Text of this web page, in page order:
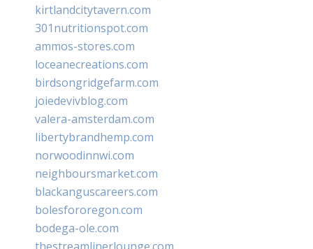
kirtlandcitytavern.com
301nutritionspot.com
ammos-stores.com
loceanecreations.com
birdsongridgefarm.com
joiedevivblog.com
valera-amsterdam.com
libertybrandhemp.com
norwoodinnwi.com
neighboursmarket.com
blackanguscareers.com
bolesfororegon.com
bodega-ole.com